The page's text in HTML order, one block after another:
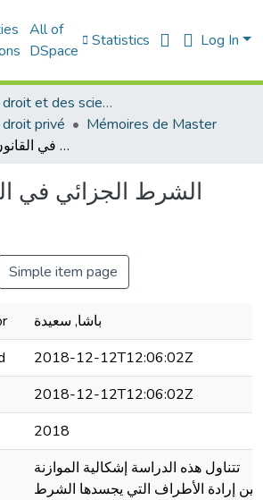
All of
DSpace
Statistics Log In
Faculté de droit et des sciences politiques
privé
Mémoires de Master
الشرط الجزائي في القانون المدني الجزائري
الشرط الجزائي في
Simple item page
باشا, سعيدة
2018-12-12T12:06:02Z
2018-12-12T12:06:02Z
2018
تتناول هذه الدراسة إشكالية الموازنة
بين إرادة الأطراف التي يجسدها الشرط